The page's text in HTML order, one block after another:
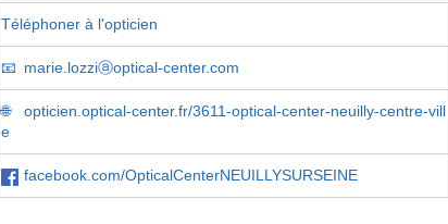
Téléphoner à l'opticien
marie.lozziⓐoptical-center.com
opticien.optical-center.fr/3611-optical-center-neuilly-centre-vill
e
facebook.com/OpticalCenterNEUILLYSURSEINE